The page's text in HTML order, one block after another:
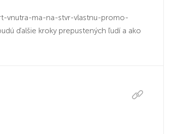
vnutra-ma-na-stvr-vlastnu-promo-
ďalšie kroky prepustených ľudí a ako